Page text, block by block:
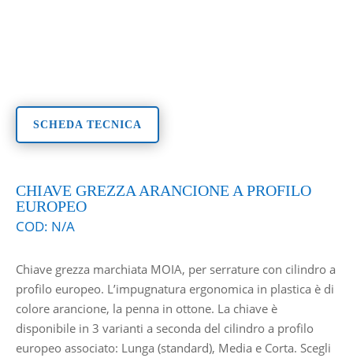
SCHEDA TECNICA
CHIAVE GREZZA ARANCIONE A PROFILO
EUROPEO
COD: N/A
Chiave grezza marchiata MOIA, per serrature con cilindro a
profilo europeo. L’impugnatura ergonomica in plastica è di
colore arancione, la penna in ottone. La chiave è
disponibile in 3 varianti a seconda del cilindro a profilo
europeo associato: Lunga (standard), Media e Corta. Scegli